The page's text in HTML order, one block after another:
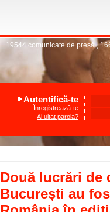
19544 comunicate de presă,
Autentifică-te
Înregistrează-te
Ai uitat parola?
Două lucrări de
București au